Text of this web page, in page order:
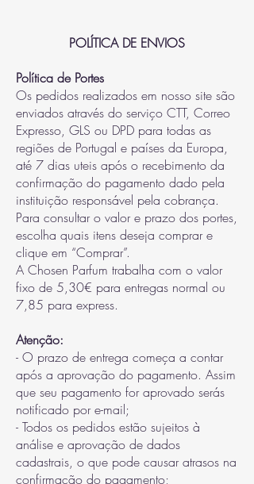
POLÍTICA DE ENVIOS
Política de Portes
Os pedidos realizados em nosso site são
enviados através do serviço CTT, Correo
Expresso, GLS ou DPD para todas as
regiões de Portugal e países da Europa,
até 7 dias uteis após o recebimento da
confirmação do pagamento dado pela
instituição responsável pela cobrança.
Para consultar o valor e prazo dos portes,
escolha quais itens deseja comprar e
clique em “Comprar”.
A Chosen Parfum trabalha com o valor
fixo de 5,30€ para entregas normal ou
7,85 para express.
Atenção:
- O prazo de entrega começa a contar
após a aprovação do pagamento. Assim
que seu pagamento for aprovado serás
notificado por e-mail;
- Todos os pedidos estão sujeitos à
análise e aprovação de dados
cadastrais, o que pode causar atrasos na
confirmação do pagamento;